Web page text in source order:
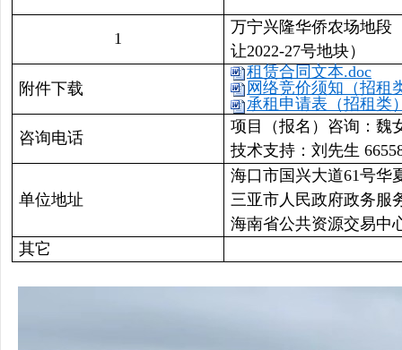
1
万宁兴隆华侨农场地段
让2022-27号地块）
附件下载
租赁合同文本.doc
网络竞价须知（招租
承租申请表（招租类
咨询电话
项目（报名）咨询：魏
技术支持：刘先生
单位地址
海口市国兴大道61号华
三亚市人民政府政务服
海南省公共资源交易中
其它